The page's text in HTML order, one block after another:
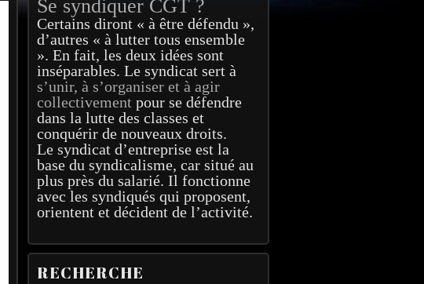
Se syndiquer CGT ?
Certains diront « à être défendu »,
d’autres « à lutter tous ensemble
». En fait, les deux idées sont
inséparables. Le syndicat sert à
s’unir, à s’organiser et à agir
collectivement pour se défendre
dans la lutte des classes et
conquérir de nouveaux droits.
Le syndicat d’entreprise est la
base du syndicalisme, car situé au
plus près du salarié. Il fonctionne
avec les syndiqués qui proposent,
orientent et décident de l’activité.
RECHERCHE